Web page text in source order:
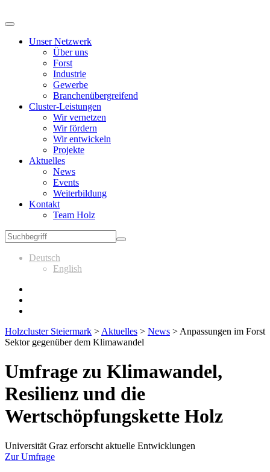
Unser Netzwerk
Über uns
Forst
Industrie
Gewerbe
Branchenübergreifend
Cluster-Leistungen
Wir vernetzen
Wir fördern
Wir entwickeln
Projekte
Aktuelles
News
Events
Weiterbildung
Kontakt
Team Holz
Deutsch
English
Holzcluster Steiermark > Aktuelles > News > Anpassungen im Forst
Sektor gegenüber dem Klimawandel
Umfrage zu Klimawandel,
Resilienz und die
Wertschöpfungskette Holz
Universität Graz erforscht aktuelle Entwicklungen
Zur Umfrage